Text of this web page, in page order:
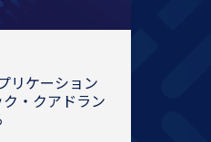
リケーション
・クアドラン